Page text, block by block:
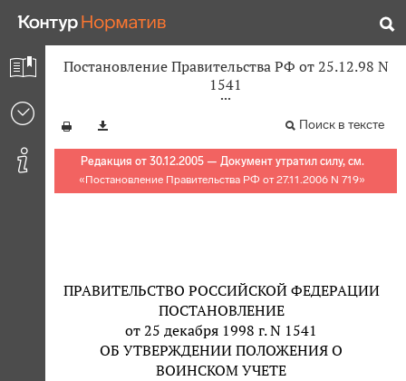
Постановление Правительства РФ от 25.12.98 N
1541
Поиск в тексте
Редакция от 30.12.2005 — Документ утратил силу, см.
«Постановление Правительства РФ от 27.11.2006 N 719»
ПРАВИТЕЛЬСТВО РОССИЙСКОЙ ФЕДЕРАЦИИ
ПОСТАНОВЛЕНИЕ
от 25 декабря 1998 г. N 1541
ОБ УТВЕРЖДЕНИИ ПОЛОЖЕНИЯ О
ВОИНСКОМ УЧЕТЕ